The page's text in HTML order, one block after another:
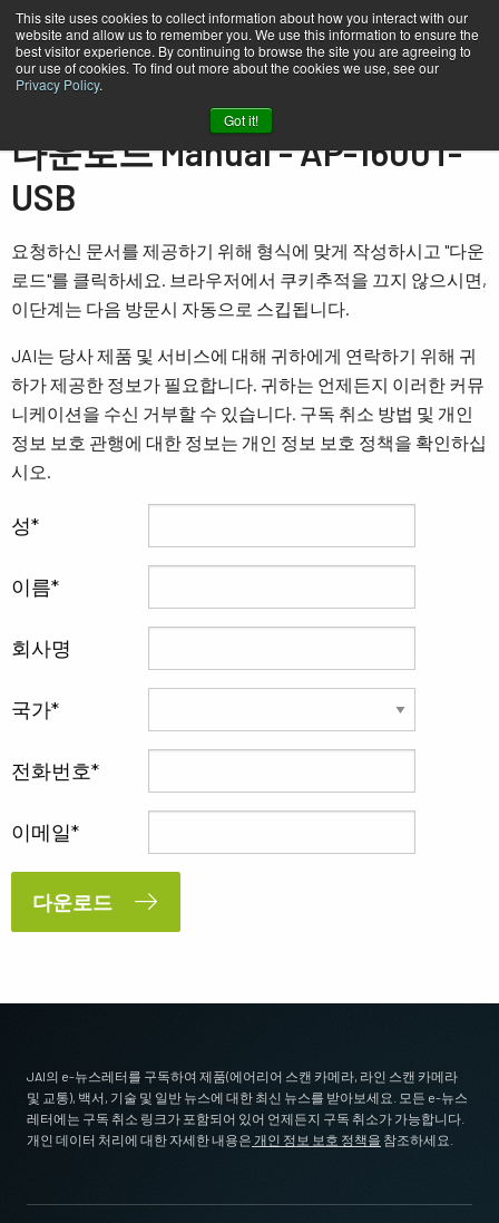
This site uses cookies to collect information about how you interact with our
website and allow us to remember you. We use this information to ensure the
best visitor experience. By continuing to browse the site you are agreeing to
our use of cookies. To find out more about the cookies we use, see our
Privacy Policy.
Got it!
다운로드 Manual - AP-1600T-
USB
요청하신 문서를 제공하기 위해 형식에 맞게 작성하시고 "다운
로드"를 클릭하세요. 브라우저에서 쿠키추적을 끄지 않으시면,
이단계는 다음 방문시 자동으로 스킵됩니다.
JAI는 당사 제품 및 서비스에 대해 귀하에게 연락하기 위해 귀
하가 제공한 정보가 필요합니다. 귀하는 언제든지 이러한 커뮤
니케이션을 수신 거부할 수 있습니다. 구독 취소 방법 및 개인
정보 보호 관행에 대한 정보는 개인 정보 보호 정책을 확인하십
시오.
성
이름
회사명
국가
전화번호
이메일
다운로드
JAI의 e-뉴스레터를 구독하여 제품(에어리어 스캔 카메라, 라인 스캔 카메라
및 교통), 백서, 기술 및 일반 뉴스에 대한 최신 뉴스를 받아보세요. 모든 e-뉴스
레터에는 구독 취소 링크가 포함되어 있어 언제든지 구독 취소가 가능합니다.
개인 데이터 처리에 대한 자세한 내용은 개인 정보 보호 정책을 참조하세요.